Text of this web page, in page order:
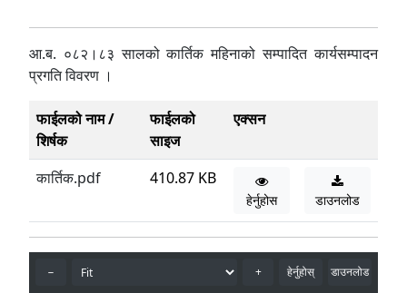
आ.ब. ०८२।८३ सालको कार्तिक महिनाको सम्पादित कार्यसम्पादन
प्रगति विवरण ।
फाईलको नाम /
शिर्षक
फाईलको
साइज
एक्सन
कार्तिक.pdf 410.87 KB
हेर्नुहोस डाउनलोड